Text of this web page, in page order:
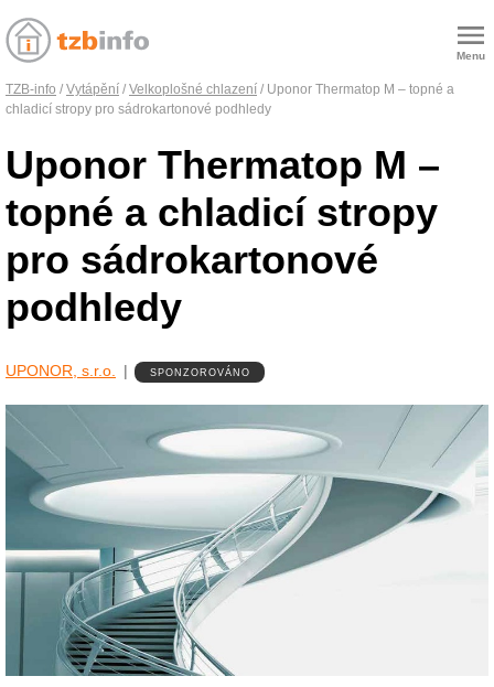
Menu
TZB-info / Vytápění / Velkoplošné chlazení / Uponor Thermatop M – topné a
chladicí stropy pro sádrokartonové podhledy
Uponor Thermatop M –
topné a chladicí stropy
pro sádrokartonové
podhledy
UPONOR, s.r.o. SPONZOROVÁNO